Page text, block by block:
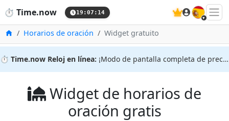
⏱️ Time.now 19:07:15 🇪🇸
InicioHorarios de oración Widget gratuito
⏱️ Time.now Reloj en línea: ¡Modo de pantalla completa de precisión!
Widget de horarios de
oración gratis